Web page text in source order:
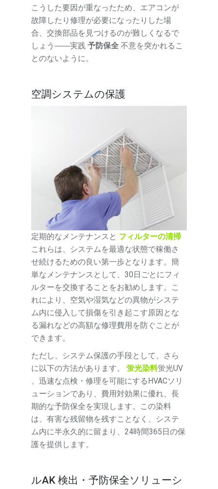
こうした要因が重なったため、エアコンが
故障したり修理が必要になったりした場
合、交換部品を見つけるのが難しくなるで
しょう――実践予防保全不意を突かれるこ
とのないように。
空調システムの保護
定期的なメンテナンスと フィルターの清掃
これらは、システムを最適な状態で稼働さ
せ続けるための良い第一歩となります。簡
単なメンテナンスとして、30日ごとにフィ
ルターを交換することをお勧めします。こ
れにより、空気や湿気などの異物がシステ
ム内に侵入して損傷を引き起こす原因とな
る漏れなどの高額な修理費用を防ぐことが
できます。
ただし、システム保護の手段として、さら
に以下の方法があります。蛍光染料蛍光UV
、迅速な点検・修理を可能にするHVACソリ
ューションであり、費用対効果に優れ、長
期的な予防保全を実現します。この染料
は、有害な残留物を残すことなく、システ
ム内に半永久的に留まり、24時間365日の保
護を提供します。
ルAK 検出・予防保全ソリューシ